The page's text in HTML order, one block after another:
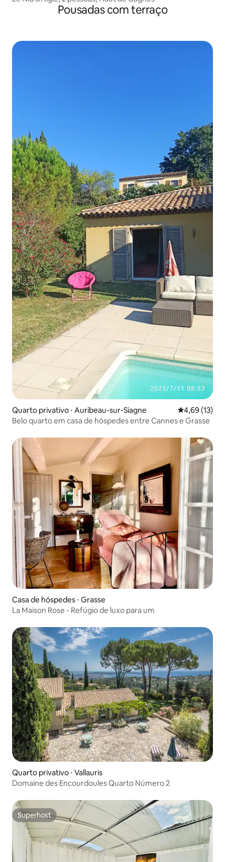
Pousadas com terraço
Quarto privativo ⋅ Auribeau-sur-Siagne 4,69 de uma
4,69 (13)
Belo quarto em casa de hóspedes entre Cannes e Grasse
Casa de hóspedes ⋅ Grasse
La Maison Rose - Refúgio de luxo para um
Quarto privativo ⋅ Vallauris
Domaine des Encourdoules Quarto Número 2
Superhost
Superhost